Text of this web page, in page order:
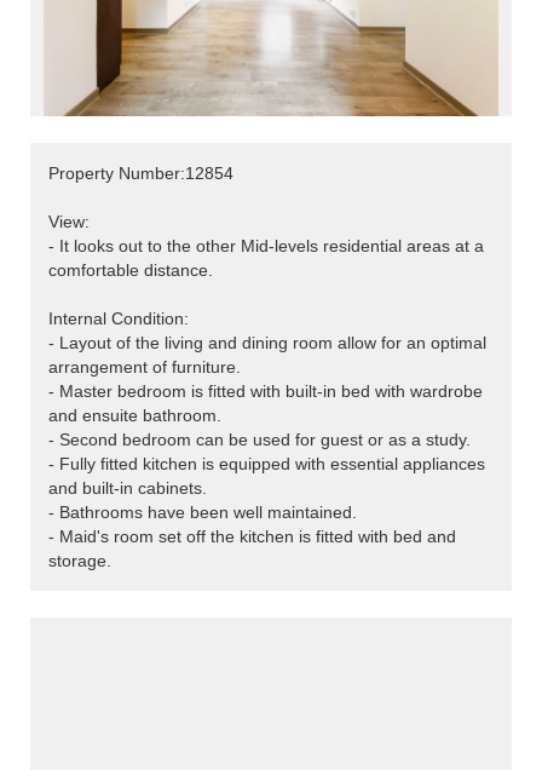
Property Number:12854
View:
- It looks out to the other Mid-levels residential areas at a
comfortable distance.
Internal Condition:
- Layout of the living and dining room allow for an optimal
arrangement of furniture.
- Master bedroom is fitted with built-in bed with wardrobe
and ensuite bathroom.
- Second bedroom can be used for guest or as a study.
- Fully fitted kitchen is equipped with essential appliances
and built-in cabinets.
- Bathrooms have been well maintained.
- Maid's room set off the kitchen is fitted with bed and
storage.